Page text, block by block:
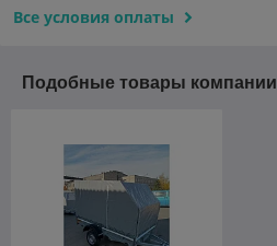
Все условия оплаты
Подобные товары компании